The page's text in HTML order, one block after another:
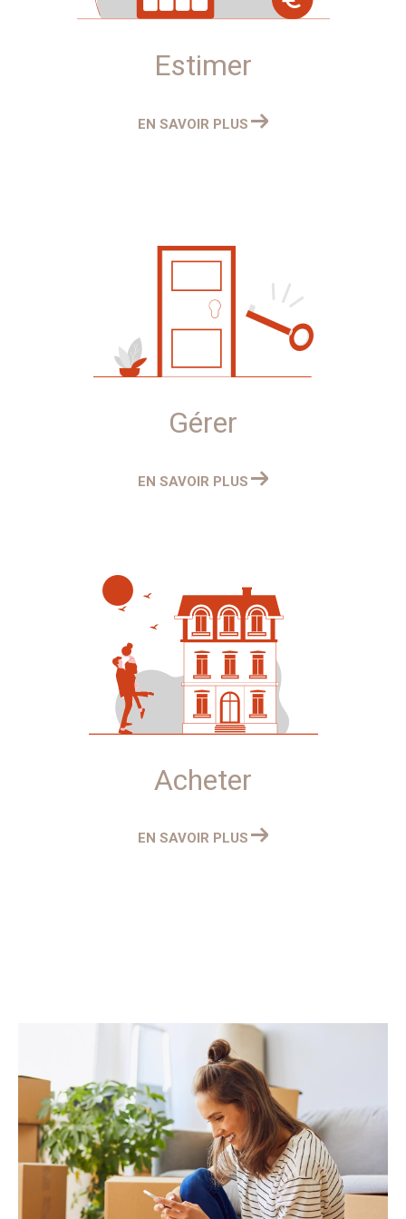
expertise garantit une estimation juste et fiable, vous
Estimer
EN SAVOIR PLUS
Gérer
EN SAVOIR PLUS
Acheter
EN SAVOIR PLUS